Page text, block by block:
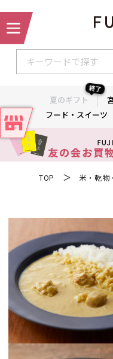
夏のギフト
終了
フード・スイーツ
TOP ＞ 米・乾物